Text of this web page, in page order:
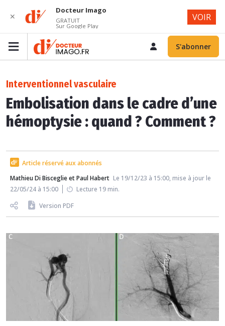
S'abonner
Interventionnel vasculaire
Embolisation dans le cadre d’une
hémoptysie : quand ? Comment ?
Article réservé aux abonnés
Mathieu Di Bisceglie et Paul Habert Le 19/12/23 à 15:00, mise à jour le
22/05/24 à 15:00
Lecture 19 min.
Version PDF
✕
Docteur Imago
GRATUIT
Sur Google Play
VOIR